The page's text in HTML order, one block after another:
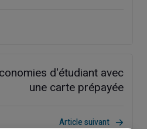
d'étudiant avec
une carte prépayée
Article suivant